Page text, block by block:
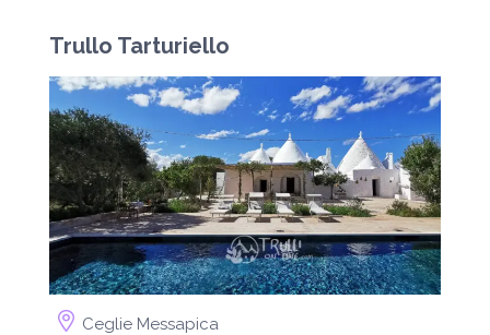
Trullo Tarturiello
Ceglie Messapica